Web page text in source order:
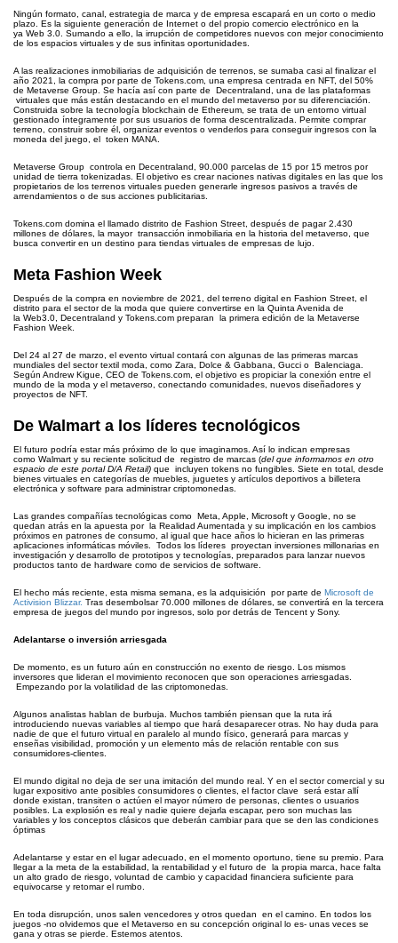
Ningún formato, canal, estrategia de marca y de empresa escapará en un corto o medio
plazo. Es la siguiente generación de Internet o del propio comercio electrónico en la
ya Web 3.0. Sumando a ello, la irrupción de competidores nuevos con mejor conocimiento
de los espacios virtuales y de sus infinitas oportunidades.
A las realizaciones inmobiliarias de adquisición de terrenos, se sumaba casi al finalizar el
año 2021, la compra por parte de Tokens.com, una empresa centrada en NFT, del 50%
de Metaverse Group. Se hacía así con parte de Decentraland, una de las plataformas
virtuales que más están destacando en el mundo del metaverso por su diferenciación.
Construida sobre la tecnología blockchain de Ethereum, se trata de un entorno virtual
gestionado íntegramente por sus usuarios de forma descentralizada. Permite comprar
terreno, construir sobre él, organizar eventos o venderlos para conseguir ingresos con la
moneda del juego, el token MANA.
Metaverse Group controla en Decentraland, 90.000 parcelas de 15 por 15 metros por
unidad de tierra tokenizadas. El objetivo es crear naciones nativas digitales en las que los
propietarios de los terrenos virtuales pueden generarle ingresos pasivos a través de
arrendamientos o de sus acciones publicitarias.
Tokens.com domina el llamado distrito de Fashion Street, después de pagar 2.430
millones de dólares, la mayor transacción inmobiliaria en la historia del metaverso, que
busca convertir en un destino para tiendas virtuales de empresas de lujo.
Meta Fashion Week
Después de la compra en noviembre de 2021, del terreno digital en Fashion Street, el
distrito para el sector de la moda que quiere convertirse en la Quinta Avenida de
la Web3.0, Decentraland y Tokens.com preparan la primera edición de la Metaverse
Fashion Week.
Del 24 al 27 de marzo, el evento virtual contará con algunas de las primeras marcas
mundiales del sector textil moda, como Zara, Dolce & Gabbana, Gucci o Balenciaga.
Según Andrew Kigue, CEO de Tokens.com, el objetivo es propiciar la conexión entre el
mundo de la moda y el metaverso, conectando comunidades, nuevos diseñadores y
proyectos de NFT.
De Walmart a los líderes tecnológicos
El futuro podría estar más próximo de lo que imaginamos. Así lo indican empresas
como Walmart y su reciente solicitud de registro de marcas (del que informamos en otro
espacio de este portal D/A Retail) que incluyen tokens no fungibles. Siete en total, desde
bienes virtuales en categorías de muebles, juguetes y artículos deportivos a billetera
electrónica y software para administrar criptomonedas.
Las grandes compañías tecnológicas como Meta, Apple, Microsoft y Google, no se
quedan atrás en la apuesta por la Realidad Aumentada y su implicación en los cambios
próximos en patrones de consumo, al igual que hace años lo hicieran en las primeras
aplicaciones informáticas móviles. Todos los líderes proyectan inversiones millonarias en
investigación y desarrollo de prototipos y tecnologías, preparados para lanzar nuevos
productos tanto de hardware como de servicios de software.
El hecho más reciente, esta misma semana, es la adquisición por parte de Microsoft de
Activision Blizzar. Tras desembolsar 70.000 millones de dólares, se convertirá en la tercera
empresa de juegos del mundo por ingresos, solo por detrás de Tencent y Sony.
Adelantarse o inversión arriesgada
De momento, es un futuro aún en construcción no exento de riesgo. Los mismos
inversores que lideran el movimiento reconocen que son operaciones arriesgadas.
Empezando por la volatilidad de las criptomonedas.
Algunos analistas hablan de burbuja. Muchos también piensan que la ruta irá
introduciendo nuevas variables al tiempo que hará desaparecer otras. No hay duda para
nadie de que el futuro virtual en paralelo al mundo físico, generará para marcas y
enseñas visibilidad, promoción y un elemento más de relación rentable con sus
consumidores-clientes.
El mundo digital no deja de ser una imitación del mundo real. Y en el sector comercial y su
lugar expositivo ante posibles consumidores o clientes, el factor clave será estar allí
donde existan, transiten o actúen el mayor número de personas, clientes o usuarios
posibles. La explosión es real y nadie quiere dejarla escapar, pero son muchas las
variables y los conceptos clásicos que deberán cambiar para que se den las condiciones
óptimas
Adelantarse y estar en el lugar adecuado, en el momento oportuno, tiene su premio. Para
llegar a la meta de la estabilidad, la rentabilidad y el futuro de la propia marca, hace falta
un alto grado de riesgo, voluntad de cambio y capacidad financiera suficiente para
equivocarse y retomar el rumbo.
En toda disrupción, unos salen vencedores y otros quedan en el camino. En todos los
juegos -no olvidemos que el Metaverso en su concepción original lo es- unas veces se
gana y otras se pierde. Estemos atentos.